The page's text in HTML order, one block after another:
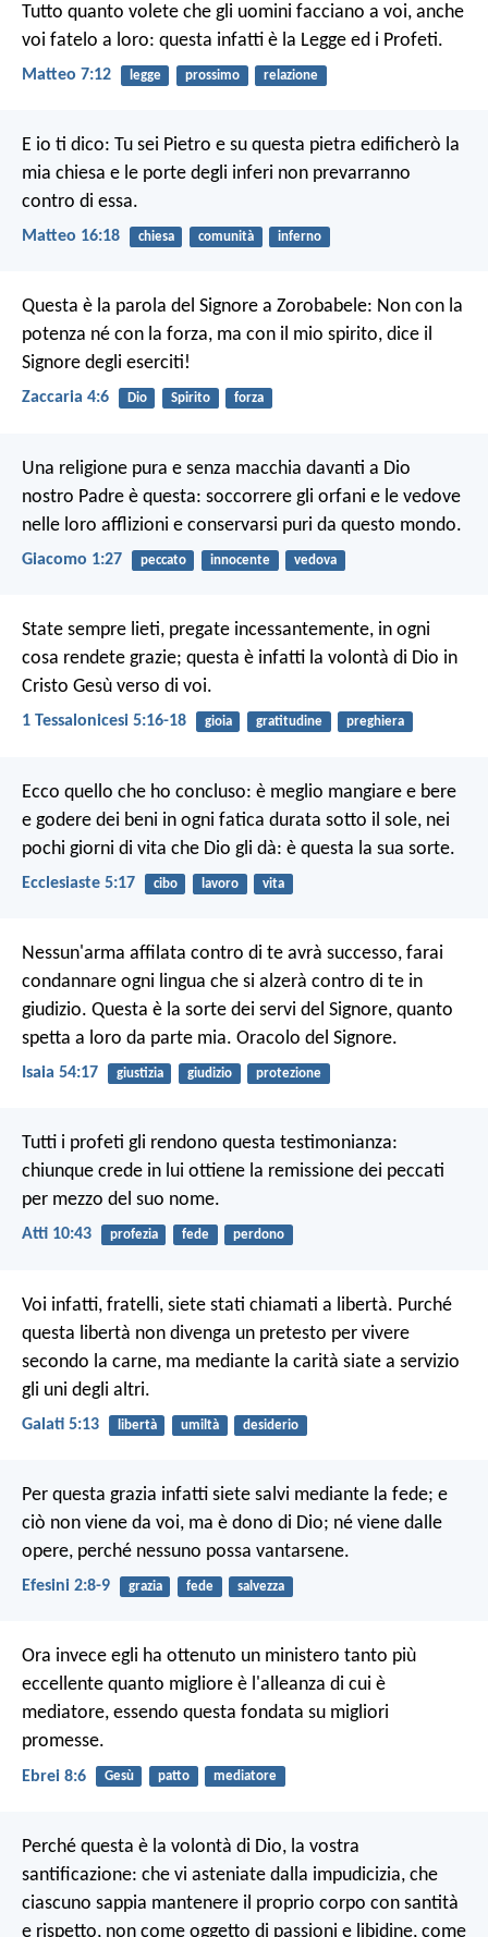
Tutto quanto volete che gli uomini facciano a voi, anche
voi fatelo a loro: questa infatti è la Legge ed i Profeti.
Matteo 7:12 legge prossimo relazione
E io ti dico: Tu sei Pietro e su questa pietra edificherò la
mia chiesa e le porte degli inferi non prevarranno
contro di essa.
Matteo 16:18 chiesa comunità inferno
Questa è la parola del Signore a Zorobabele: Non con la
potenza né con la forza, ma con il mio spirito, dice il
Signore degli eserciti!
Zaccaria 4:6 Dio Spirito forza
Una religione pura e senza macchia davanti a Dio
nostro Padre è questa: soccorrere gli orfani e le vedove
nelle loro afflizioni e conservarsi puri da questo mondo.
Giacomo 1:27 peccato innocente vedova
State sempre lieti, pregate incessantemente, in ogni
cosa rendete grazie; questa è infatti la volontà di Dio in
Cristo Gesù verso di voi.
1 Tessalonicesi 5:16-18 gioia gratitudine preghiera
Ecco quello che ho concluso: è meglio mangiare e bere
e godere dei beni in ogni fatica durata sotto il sole, nei
pochi giorni di vita che Dio gli dà: è questa la sua sorte.
Ecclesiaste 5:17 cibo lavoro vita
Nessun'arma affilata contro di te avrà successo, farai
condannare ogni lingua che si alzerà contro di te in
giudizio. Questa è la sorte dei servi del Signore, quanto
spetta a loro da parte mia. Oracolo del Signore.
Isaia 54:17 giustizia giudizio protezione
Tutti i profeti gli rendono questa testimonianza:
chiunque crede in lui ottiene la remissione dei peccati
per mezzo del suo nome.
Atti 10:43 profezia fede perdono
Voi infatti, fratelli, siete stati chiamati a libertà. Purché
questa libertà non divenga un pretesto per vivere
secondo la carne, ma mediante la carità siate a servizio
gli uni degli altri.
Galati 5:13 libertà umiltà desiderio
Per questa grazia infatti siete salvi mediante la fede; e
ciò non viene da voi, ma è dono di Dio; né viene dalle
opere, perché nessuno possa vantarsene.
Efesini 2:8-9 grazia fede salvezza
Ora invece egli ha ottenuto un ministero tanto più
eccellente quanto migliore è l'alleanza di cui è
mediatore, essendo questa fondata su migliori
promesse.
Ebrei 8:6 Gesù patto mediatore
Perché questa è la volontà di Dio, la vostra
santificazione: che vi asteniate dalla impudicizia, che
ciascuno sappia mantenere il proprio corpo con santità
e rispetto, non come oggetto di passioni e libidine, come